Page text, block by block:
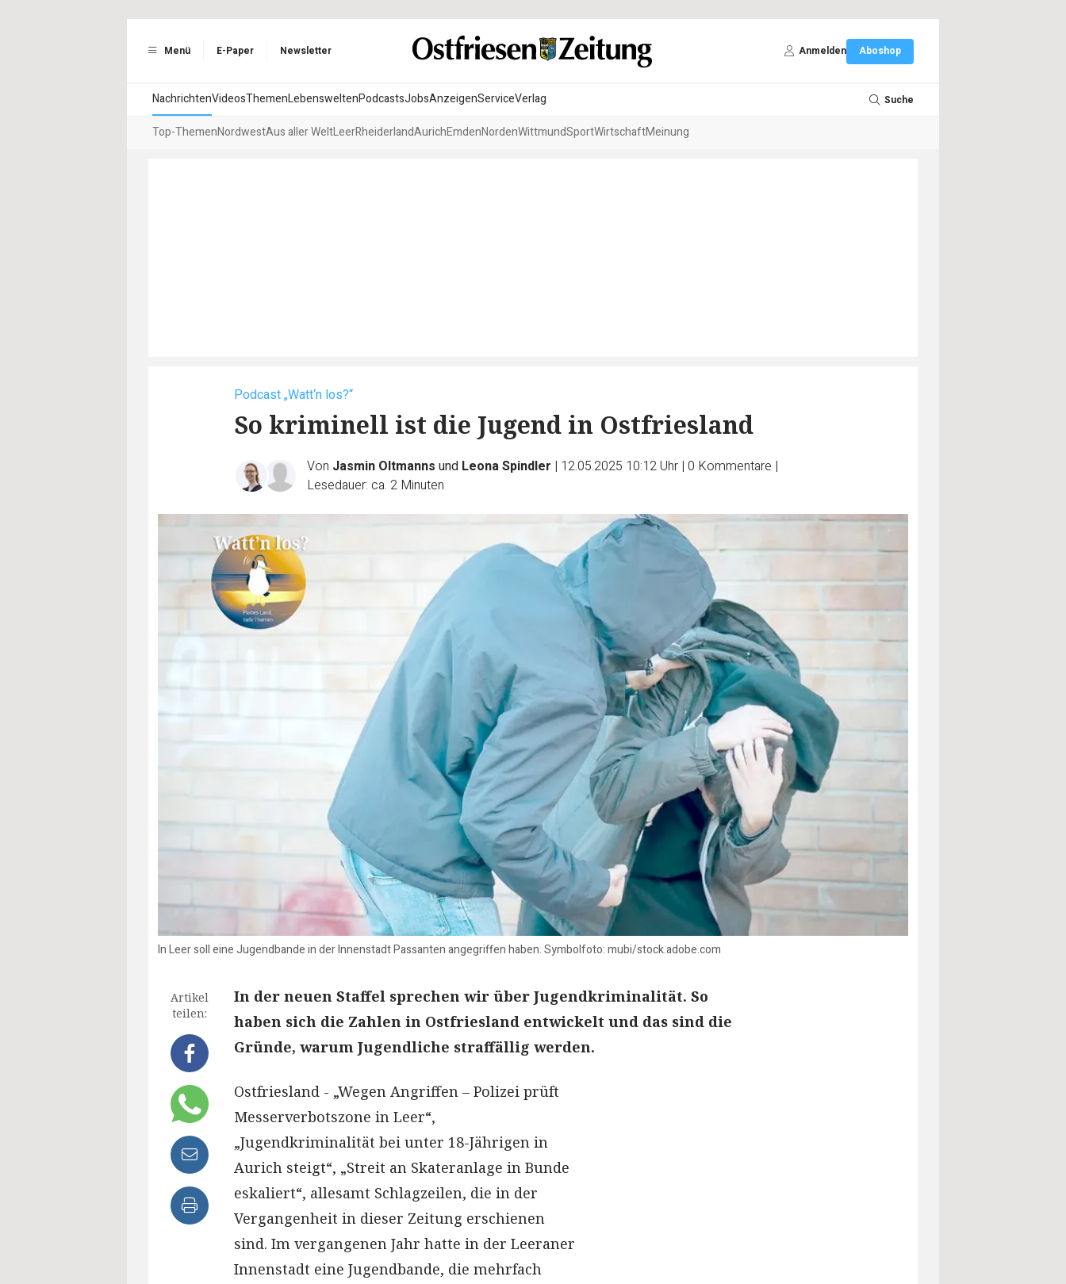
Menü E-Paper Newsletter Anmelden Aboshop
NachrichtenVideosThemenLebensweltenPodcastsJobsAnzeigenServiceVerlag Suche
Top-ThemenNordwestAus aller WeltLeerRheiderlandAurichEmdenNordenWittmundSportWirtschaftMeinung
Podcast „Watt‘n los?“
So kriminell ist die Jugend in Ostfriesland
Von Jasmin Oltmanns und Leona Spindler | 12.05.2025 10:12 Uhr | 0 Kommentare |
Lesedauer: ca. 2 Minuten
In Leer soll eine Jugendbande in der Innenstadt Passanten angegriffen haben. Symbolfoto: mubi/stock.adobe.com
Artikel
teilen:
In der neuen Staffel sprechen wir über Jugendkriminalität. So
haben sich die Zahlen in Ostfriesland entwickelt und das sind die
Gründe, warum Jugendliche straffällig werden.
Ostfriesland - „Wegen Angriffen – Polizei prüft
Messerverbotszone in Leer“,
„Jugendkriminalität bei unter 18-Jährigen in
Aurich steigt“, „Streit an Skateranlage in Bunde
eskaliert“, allesamt Schlagzeilen, die in der
Vergangenheit in dieser Zeitung erschienen
sind. Im vergangenen Jahr hatte in der Leeraner
Innenstadt eine Jugendbande, die mehrfach